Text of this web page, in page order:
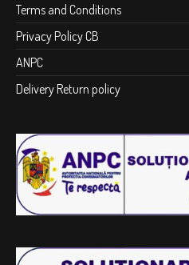
Terms and Conditions
Privacy Policy CB
ANPC
Delivery Return policy